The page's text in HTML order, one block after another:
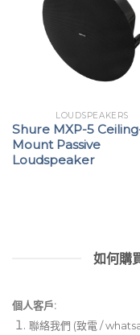
LOUDSPEAKERS
Shure MXP-5
Mount Passive
Loudspeaker
如何購
個人客戶:
聯絡我們 (致電 /